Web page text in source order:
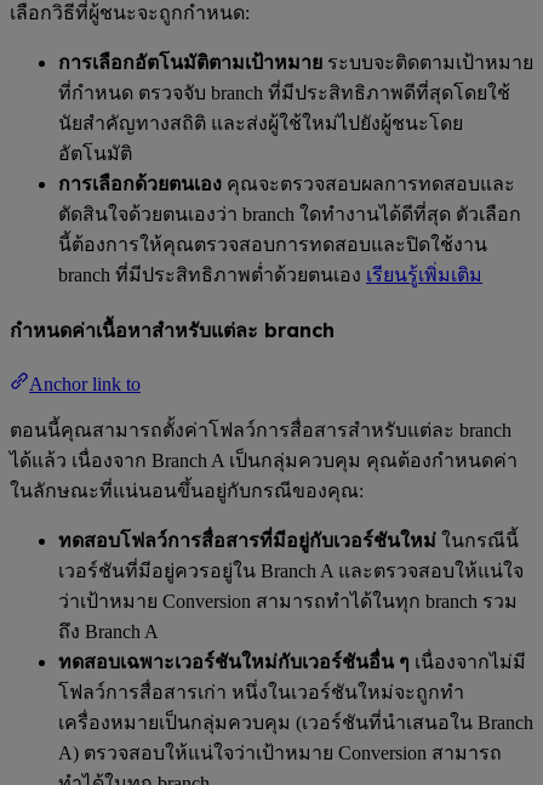
เลือกวิธีที่ผู้ชนะจะถูกกำหนด:
การเลือกอัตโนมัติตามเป้าหมาย ระบบจะติดตามเป้าหมาย
ที่กำหนด ตรวจจับ branch ที่มีประสิทธิภาพดีที่สุดโดยใช้
นัยสำคัญทางสถิติ และส่งผู้ใช้ใหม่ไปยังผู้ชนะโดย
อัตโนมัติ
การเลือกด้วยตนเอง คุณจะตรวจสอบผลการทดสอบและ
ตัดสินใจด้วยตนเองว่า branch ใดทำงานได้ดีที่สุด ตัวเลือก
นี้ต้องการให้คุณตรวจสอบการทดสอบและปิดใช้งาน
branch ที่มีประสิทธิภาพต่ำด้วยตนเอง เรียนรู้เพิ่มเติม
กำหนดค่าเนื้อหาสำหรับแต่ละ branch
Anchor link to
ตอนนี้คุณสามารถตั้งค่าโฟลว์การสื่อสารสำหรับแต่ละ branch
ได้แล้ว เนื่องจาก Branch A เป็นกลุ่มควบคุม คุณต้องกำหนดค่า
ในลักษณะที่แน่นอนขึ้นอยู่กับกรณีของคุณ:
ทดสอบโฟลว์การสื่อสารที่มีอยู่กับเวอร์ชันใหม่ ในกรณีนี้
เวอร์ชันที่มีอยู่ควรอยู่ใน Branch A และตรวจสอบให้แน่ใจ
ว่าเป้าหมาย Conversion สามารถทำได้ในทุก branch รวม
ถึง Branch A
ทดสอบเฉพาะเวอร์ชันใหม่กับเวอร์ชันอื่น ๆ เนื่องจากไม่มี
โฟลว์การสื่อสารเก่า หนึ่งในเวอร์ชันใหม่จะถูกทำ
เครื่องหมายเป็นกลุ่มควบคุม (เวอร์ชันที่นำเสนอใน Branch
A) ตรวจสอบให้แน่ใจว่าเป้าหมาย Conversion สามารถ